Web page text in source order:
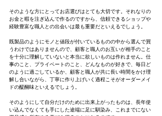
そのような方にとってお店選びはとても大切です。それなりの
お金と暇を注ぎ込んで作るのですから、信頼できるショップや
経験豊富な職人との出会いは最も重要だといえるでしょう。
既製品のようにモノと値段が付いているものの中から選んで買
うわけではありませんので、顧客と職人のお互いが相手のこと
を十分に理解していないと本当に欲しいものは作れません。仕
事のこと、プライベートのこと、どんなものが好きで、毎日ど
のように過ごしているか、顧客と職人が共に長い時間をかけ理
解し合いながら、丁寧に作り上げいく過程こそがオーダーメイ
ドの醍醐味といえるでしょう。
そのようにして自分だけのために出来上がったものは、長年使
い込んでなくても手にした途端に足に馴染み、これまでにない